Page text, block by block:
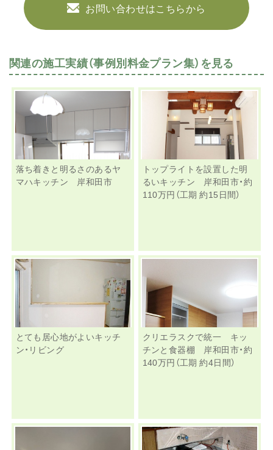
お問い合わせはこちらから
関連の施工実績（事例別料金プラン集）を見る
落ち着きと明るさのあるヤ
マハキッチン 岸和田市
トップライトを設置した明
るいキッチン 岸和田市・約
110万円（工期 約15日間）
とても居心地がよいキッチ
ン・リビング
クリエラスクで統一 キッ
チンと食器棚 岸和田市・約
140万円（工期 約4日間）